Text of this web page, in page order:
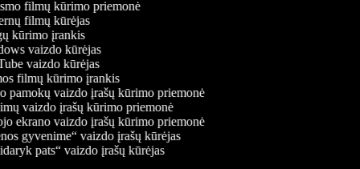
filmų kūrimo priemonė
filmų kūrėjas
kūrimo įrankis
vaizdo kūrėjas
vaizdo kūrėjas
filmų kūrimo įrankis
pamokų vaizdo įrašų kūrimo priemonė
vaizdo įrašų kūrimo priemonė
ekrano vaizdo įrašų kūrimo priemonė
gyvenime“ vaizdo įrašų kūrėjas
pats“ vaizdo įrašų kūrėjas